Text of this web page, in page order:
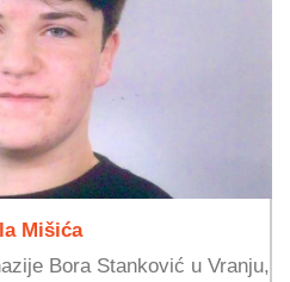
Mišića
Bora Stanković u Vranju,